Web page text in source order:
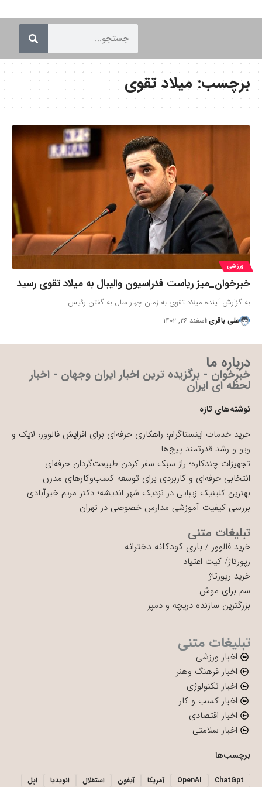
برچسب:میلاد تقوی
ورزشی
خبرخوان_میز ریاست فدراسیون والیبال به میلاد تقوی رسید
به گزارش آینده میلاد تقوی به زمان چهار سال به گفتن رئیس…
علی باقری اسفند ۲۶, ۱۴۰۲
درباره ما
خبرخوان - برگزیده ترین اخبار ایران وجهان - اخبار
لحظه ای ایران
نوشته‌های تازه
خرید خدمات اینستاگرام؛ راهکاری حرفه‌ای برای افزایش فالوور، لایک و
ویو و رشد قدرتمند پیج‌ها
تجهیزات چندکاره؛ راز سبک سفر کردن طبیعت‌گردان حرفه‌ای
انتخابی حرفه‌ای و کاربردی برای توسعه کسب‌وکارهای مدرن
بهترین کلینیک زیبایی در نزدیک شهر اندیشه؛ دکتر مریم خیرآبادی
بررسی کیفیت آموزشی مدارس خصوصی در تهران
تبلیغات متنی
خرید فالوور / بازی کودکانه دخترانه
رپورتاژ/ کیت اعتیاد
خرید رپورتاژ
سم برای موش
بزرگترین سازنده دریچه و دمپر
تبلیغات متنی
اخبار ورزشی
اخبار فرهنگ وهنر
اخبار تکنولوژی
اخبار کسب و کار
اخبار اقتصادی
اخبار سلامتی
برچسب‌ها
ChatGpt
OpenAI آمریکا آیفون استقلال انویدیا اپل